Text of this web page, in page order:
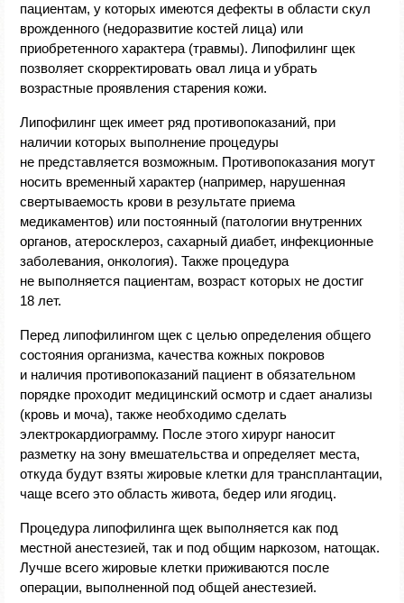
пациентам, у которых имеются дефекты в области скул
врожденного (недоразвитие костей лица) или
приобретенного характера (травмы). Липофилинг щек
позволяет скорректировать овал лица и убрать
возрастные проявления старения кожи.
Липофилинг щек имеет ряд противопоказаний, при
наличии которых выполнение процедуры
не представляется возможным. Противопоказания могут
носить временный характер (например, нарушенная
свертываемость крови в результате приема
медикаментов) или постоянный (патологии внутренних
органов, атеросклероз, сахарный диабет, инфекционные
заболевания, онкология). Также процедура
не выполняется пациентам, возраст которых не достиг
18 лет.
Перед липофилингом щек с целью определения общего
состояния организма, качества кожных покровов
и наличия противопоказаний пациент в обязательном
порядке проходит медицинский осмотр и сдает анализы
(кровь и моча), также необходимо сделать
электрокардиограмму. После этого хирург наносит
разметку на зону вмешательства и определяет места,
откуда будут взяты жировые клетки для трансплантации,
чаще всего это область живота, бедер или ягодиц.
Процедура липофилинга щек выполняется как под
местной анестезией, так и под общим наркозом, натощак.
Лучше всего жировые клетки приживаются после
операции, выполненной под общей анестезией.